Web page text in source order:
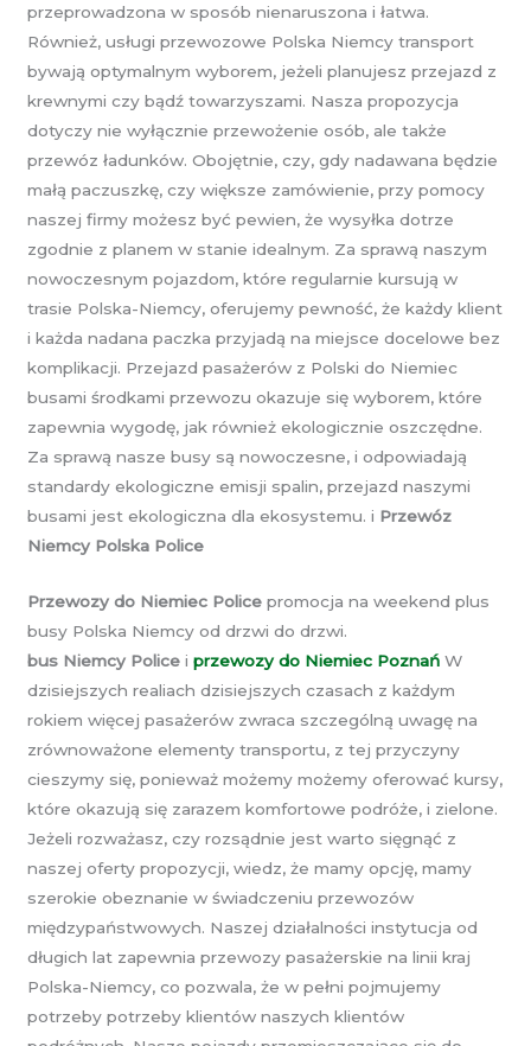
przeprowadzona w sposób nienaruszona i łatwa.
Również, usługi przewozowe Polska Niemcy transport
bywają optymalnym wyborem, jeżeli planujesz przejazd z
krewnymi czy bądź towarzyszami. Nasza propozycja
dotyczy nie wyłącznie przewożenie osób, ale także
przewóz ładunków. Obojętnie, czy, gdy nadawana będzie
małą paczuszkę, czy większe zamówienie, przy pomocy
naszej firmy możesz być pewien, że wysyłka dotrze
zgodnie z planem w stanie idealnym. Za sprawą naszym
nowoczesnym pojazdom, które regularnie kursują w
trasie Polska-Niemcy, oferujemy pewność, że każdy klient
i każda nadana paczka przyjadą na miejsce docelowe bez
komplikacji. Przejazd pasażerów z Polski do Niemiec
busami środkami przewozu okazuje się wyborem, które
zapewnia wygodę, jak również ekologicznie oszczędne.
Za sprawą nasze busy są nowoczesne, i odpowiadają
standardy ekologiczne emisji spalin, przejazd naszymi
busami jest ekologiczna dla ekosystemu. i Przewóz
Niemcy Polska Police
Przewozy do Niemiec Police promocja na weekend plus
busy Polska Niemcy od drzwi do drzwi.
bus Niemcy Police i przewozy do Niemiec Poznań W
dzisiejszych realiach dzisiejszych czasach z każdym
rokiem więcej pasażerów zwraca szczególną uwagę na
zrównoważone elementy transportu, z tej przyczyny
cieszymy się, ponieważ możemy możemy oferować kursy,
które okazują się zarazem komfortowe podróże, i zielone.
Jeżeli rozważasz, czy rozsądnie jest warto sięgnąć z
naszej oferty propozycji, wiedz, że mamy opcję, mamy
szerokie obeznanie w świadczeniu przewozów
międzypaństwowych. Naszej działalności instytucja od
długich lat zapewnia przewozy pasażerskie na linii kraj
Polska-Niemcy, co pozwala, że w pełni pojmujemy
potrzeby potrzeby klientów naszych klientów